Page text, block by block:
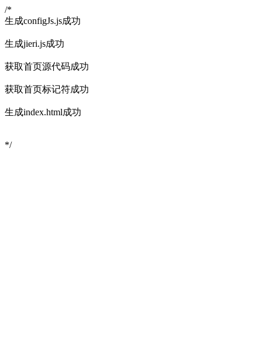
/*
生成configJs.js成功
生成jieri.js成功
获取首页源代码成功
获取首页标记符成功
生成index.html成功
*/